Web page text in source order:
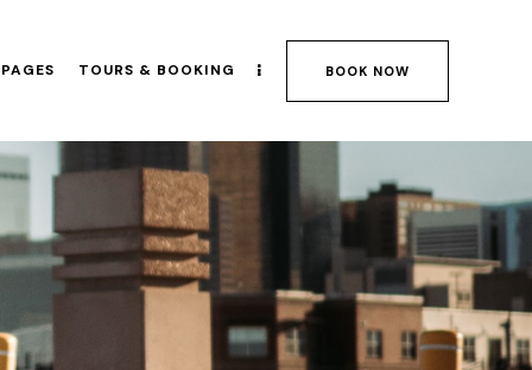
PAGES TOURS & BOOKING BOOK NOW